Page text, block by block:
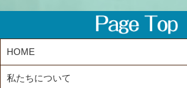
HOME
私たちについて